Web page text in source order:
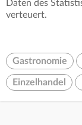
Daten des
verteuert.
Gastronomie
Einzelhandel